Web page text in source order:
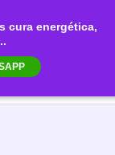
cura energética,